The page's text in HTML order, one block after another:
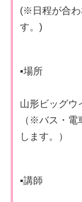
(※日程が合わ
す。)
▪︎場所
山形ビッグ
（※バス・電
します。）
▪︎講師